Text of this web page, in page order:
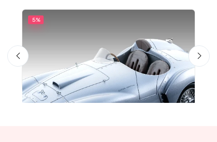
5%